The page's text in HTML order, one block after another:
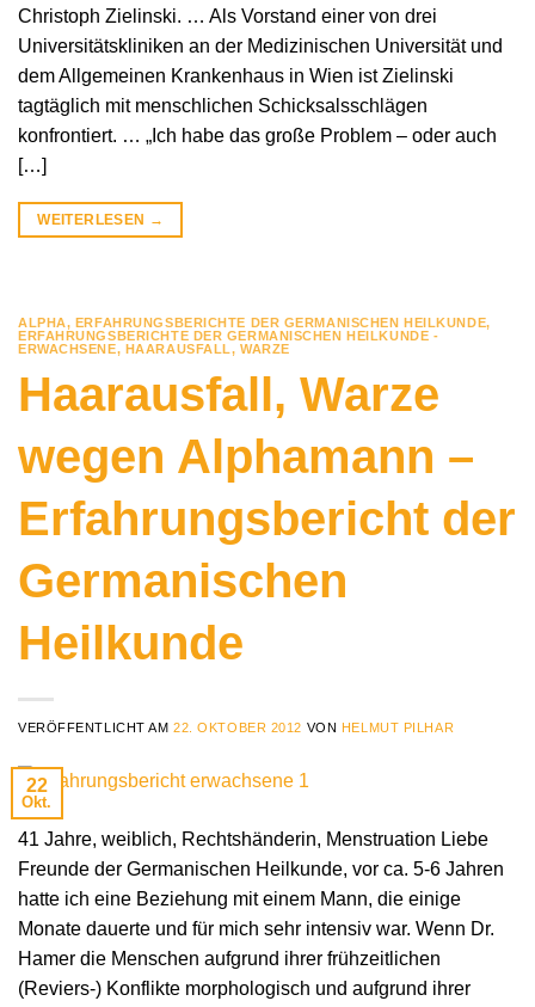
Christoph Zielinski. … Als Vorstand einer von drei
Universitätskliniken an der Medizinischen Universität und
dem Allgemeinen Krankenhaus in Wien ist Zielinski
tagtäglich mit menschlichen Schicksalsschlägen
konfrontiert. … „Ich habe das große Problem – oder auch
[…]
WEITERLESEN →
ALPHA, ERFAHRUNGSBERICHTE DER GERMANISCHEN HEILKUNDE,
ERFAHRUNGSBERICHTE DER GERMANISCHEN HEILKUNDE -
ERWACHSENE, HAARAUSFALL,WARZE
Haarausfall, Warze
wegen Alphamann –
Erfahrungsbericht der
Germanischen
Heilkunde
VERÖFFENTLICHT AM22. OKTOBER 2012 VON HELMUT PILHAR
22
Okt.
41 Jahre, weiblich, Rechtshänderin, Menstruation Liebe
Freunde der Germanischen Heilkunde, vor ca. 5-6 Jahren
hatte ich eine Beziehung mit einem Mann, die einige
Monate dauerte und für mich sehr intensiv war. Wenn Dr.
Hamer die Menschen aufgrund ihrer frühzeitlichen
(Reviers-) Konflikte morphologisch und aufgrund ihrer